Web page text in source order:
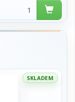
SKLADEM